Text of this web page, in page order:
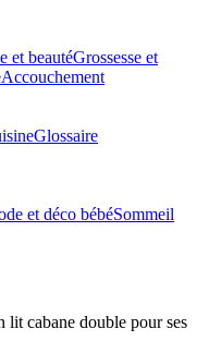
et beautéGrossesse et
Accouchement
Glossaire
et déco bébéSommeil
lit cabane double pour ses